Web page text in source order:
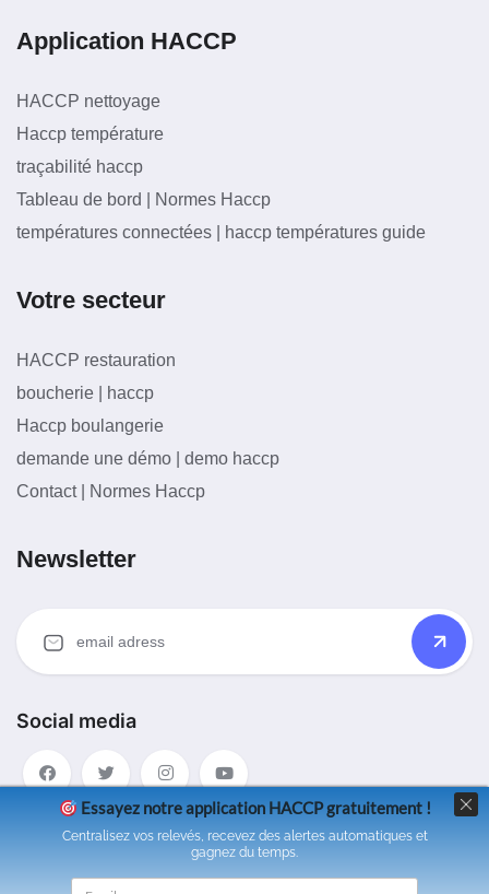
Application HACCP
HACCP nettoyage
Haccp température
traçabilité haccp
Tableau de bord | Normes Haccp
températures connectées | haccp températures guide
Votre secteur
HACCP restauration
boucherie | haccp
Haccp boulangerie
demande une démo | demo haccp
Contact | Normes Haccp
Newsletter
Social media
Essayez notre application HACCP gratuitement !
Centralisez vos relevés, recevez des alertes automatiques et
gagnez du temps.